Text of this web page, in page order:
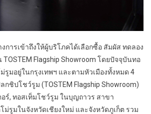
การเข้าถึงให้ผู้บริโภคได้เลือกซื้อ สัมผัส ทดลอง
Flagship Showroom โดยปัจจุบันทอ
รูมอยู่ในกรุงเทพฯ และตามหัวเมืองทั้งหมด 4
กชิปโชว์รูม (TOSTEM Flagship Showroom)
ร์, ทอสเท็มโชว์รูม ในบุญถาวร สาขา
ม่รูมในจังหวัดเชียงใหม่ และจังหวัดภูเก็ต รวม